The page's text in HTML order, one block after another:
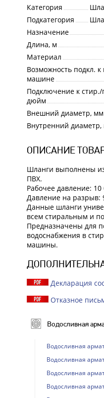
Категория
Подкатегория
Назначение
Длина, м
Материал
Возможность подкл.
машине
Подключение к
дюйм
Внешний диаметр, мм
Внутренний
ОПИСАНИЕ
Шланги выполнены
ПВХ.
Рабочее давление: 10
Давление на разрыв:
Данные шланги
всем стиральным и
Предназначены для
водоснабжения в
машины.
Декларация
Отказное
Водосливная
Водосливная
Водосливная
Водосливная
Водосливная